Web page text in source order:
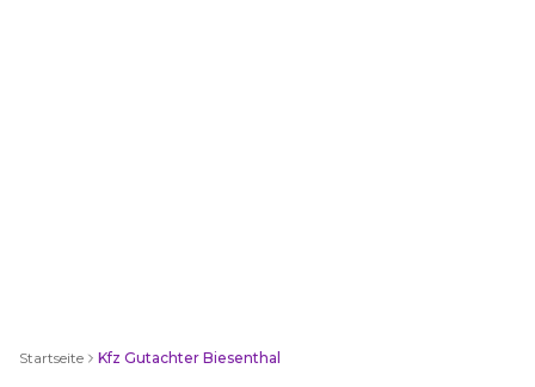
Startseite Kfz Gutachter Biesenthal